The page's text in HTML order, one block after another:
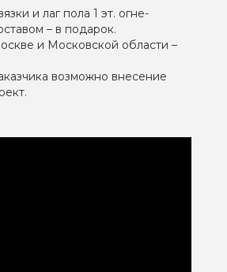
и лаг пола 1 эт. огне-
– в подарок.
и Московской области –
возможно внесение